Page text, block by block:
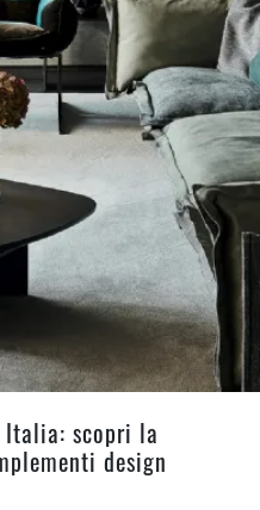
Italia: scopri la
design